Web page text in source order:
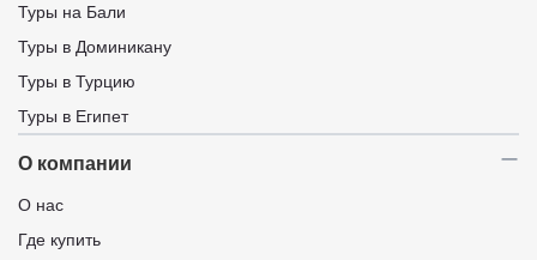
Туры на Бали
Туры в Доминикану
Туры в Турцию
Туры в Египет
О компании
О нас
Где купить